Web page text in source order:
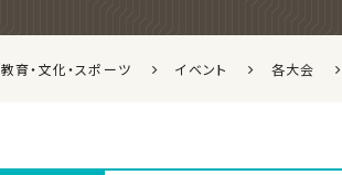
教育・文化・スポーツ イベント 各大会